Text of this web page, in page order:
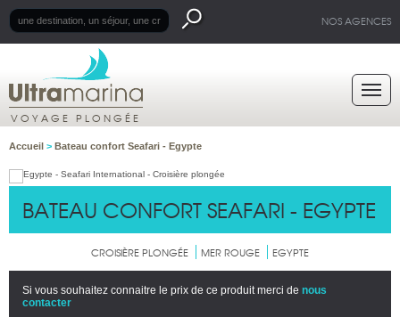
NOS AGENCES
VOYAGE PLONGÉE
Accueil > Bateau confort Seafari - Egypte
BATEAU CONFORT SEAFARI - EGYPTE
CROISIÈRE PLONGÉE MER ROUGE EGYPTE
Si vous souhaitez connaitre le prix de ce produit merci de nous
contacter